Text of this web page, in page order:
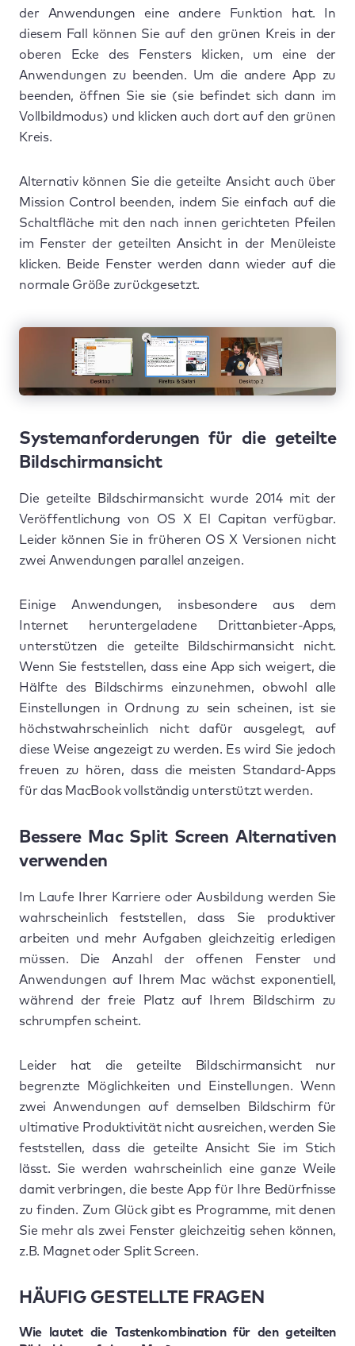
der Anwendungen eine andere Funktion hat. In
diesem Fall können Sie auf den grünen Kreis in der
oberen Ecke des Fensters klicken, um eine der
Anwendungen zu beenden. Um die andere App zu
beenden, öffnen Sie sie (sie befindet sich dann im
Vollbildmodus) und klicken auch dort auf den grünen
Kreis.
Alternativ können Sie die geteilte Ansicht auch über
Mission Control beenden, indem Sie einfach auf die
Schaltfläche mit den nach innen gerichteten Pfeilen
im Fenster der geteilten Ansicht in der Menüleiste
klicken. Beide Fenster werden dann wieder auf die
normale Größe zurückgesetzt.
Systemanforderungen für die geteilte
Bildschirmansicht
Die geteilte Bildschirmansicht wurde 2014 mit der
Veröffentlichung von OS X El Capitan verfügbar.
Leider können Sie in früheren OS X Versionen nicht
zwei Anwendungen parallel anzeigen.
Einige Anwendungen, insbesondere aus dem
Internet heruntergeladene Drittanbieter-Apps,
unterstützen die geteilte Bildschirmansicht nicht.
Wenn Sie feststellen, dass eine App sich weigert, die
Hälfte des Bildschirms einzunehmen, obwohl alle
Einstellungen in Ordnung zu sein scheinen, ist sie
höchstwahrscheinlich nicht dafür ausgelegt, auf
diese Weise angezeigt zu werden. Es wird Sie jedoch
freuen zu hören, dass die meisten Standard-Apps
für das MacBook vollständig unterstützt werden.
Bessere Mac Split Screen Alternativen
verwenden
Im Laufe Ihrer Karriere oder Ausbildung werden Sie
wahrscheinlich feststellen, dass Sie produktiver
arbeiten und mehr Aufgaben gleichzeitig erledigen
müssen. Die Anzahl der offenen Fenster und
Anwendungen auf Ihrem Mac wächst exponentiell,
während der freie Platz auf Ihrem Bildschirm zu
schrumpfen scheint.
Leider hat die geteilte Bildschirmansicht nur
begrenzte Möglichkeiten und Einstellungen. Wenn
zwei Anwendungen auf demselben Bildschirm für
ultimative Produktivität nicht ausreichen, werden Sie
feststellen, dass die geteilte Ansicht Sie im Stich
lässt. Sie werden wahrscheinlich eine ganze Weile
damit verbringen, die beste App für Ihre Bedürfnisse
zu finden. Zum Glück gibt es Programme, mit denen
Sie mehr als zwei Fenster gleichzeitig sehen können,
z.B. Magnet oder Split Screen.
HÄUFIG GESTELLTE FRAGEN
Wie lautet die Tastenkombination für den geteilten